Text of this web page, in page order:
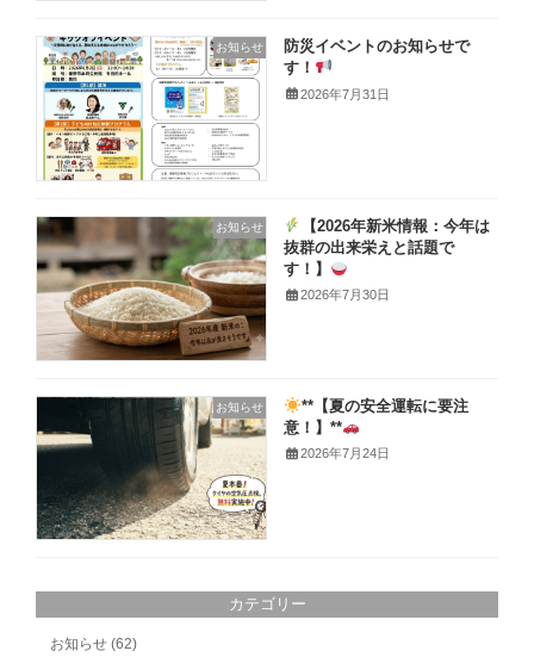
お知らせ
防災イベントのお知らせで
す！
2026年7月31日
お知らせ
【2026年新米情報：今年は
抜群の出来栄えと話題で
す！】
2026年7月30日
お知らせ
**【夏の安全運転に要注
意！】**
2026年7月24日
カテゴリー
お知らせ (62)